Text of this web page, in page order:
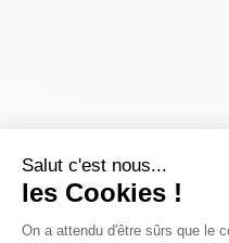
Salut c'est nous...
les Cookies !
On a attendu d'être sûrs que le